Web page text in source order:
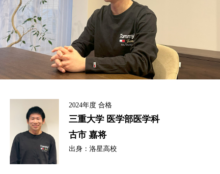
2024年度 合格
三重大学 医学部医学科
古市 嘉将
出身： 洛星高校